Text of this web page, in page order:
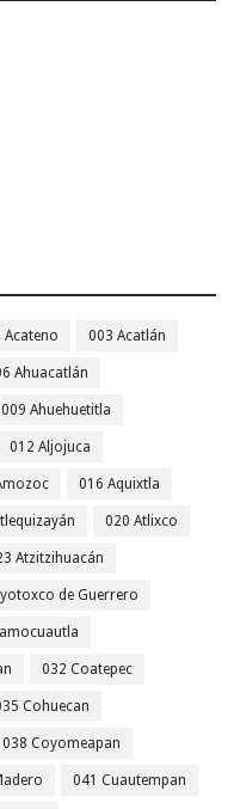
Acateno 003 Acatlán
Ahuacatlán
009 Ahuehuetitla
012 Aljojuca
016 Aquixtla
020 Atlixco
Atzitzihuacán
de Guerrero
032 Coatepec
Cohuecan
038 Coyomeapan
041 Cuautempan